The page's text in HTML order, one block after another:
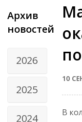
Архив
новостей
2026
2025
2024
10
В